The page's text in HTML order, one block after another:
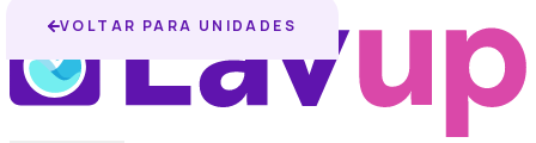
VOLTAR PARA UNIDADES